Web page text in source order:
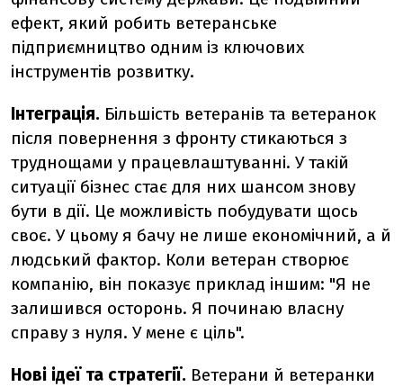
ефект, який робить ветеранське
підприємництво одним із ключових
інструментів розвитку.
Інтеграція. Більшість ветеранів та ветеранок
після повернення з фронту стикаються з
труднощами у працевлаштуванні. У такій
ситуації бізнес стає для них шансом знову
бути в дії. Це можливість побудувати щось
своє. У цьому я бачу не лише економічний, а й
людський фактор. Коли ветеран створює
компанію, він показує приклад іншим: "Я не
залишився осторонь. Я починаю власну
справу з нуля. У мене є ціль".
Нові ідеї та стратегії. Ветерани й ветеранки